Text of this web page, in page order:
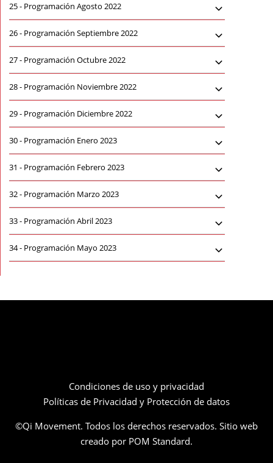
25 - Programación Agosto 2022
26 - Programación Septiembre 2022
27 - Programación Octubre 2022
28 - Programación Noviembre 2022
29 - Programación Diciembre 2022
30 - Programación Enero 2023
31 - Programación Febrero 2023
32 - Programación Marzo 2023
33 - Programación Abril 2023
34 - Programación Mayo 2023
Condiciones de uso y privacidad
Políticas de Privacidad y Protección de datos
©Qi Movement. Todos los derechos reservados. Sitio web
creado por POM Standard.